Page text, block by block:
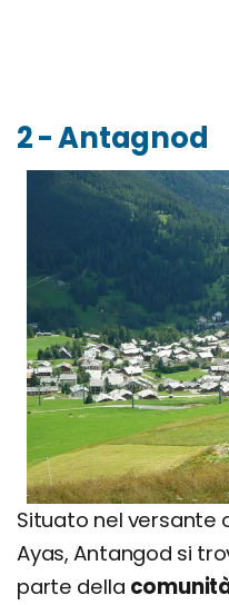
2 - Antagnod
Situato nel versante
Ayas, Antangod si
parte della